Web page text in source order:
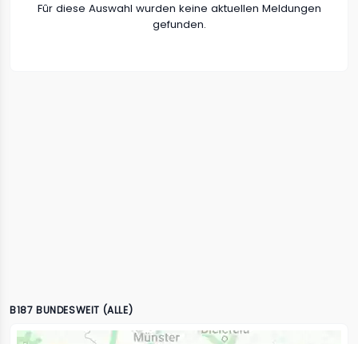
Fûr diese Auswahl wurden keine aktuellen Meldungen
gefunden.
B187 BUNDESWEIT (ALLE)